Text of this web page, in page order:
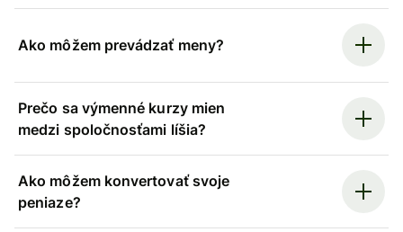
Ako môžem prevádzať meny?
Prečo sa výmenné kurzy mien
medzi spoločnosťami líšia?
Ako môžem konvertovať svoje
peniaze?